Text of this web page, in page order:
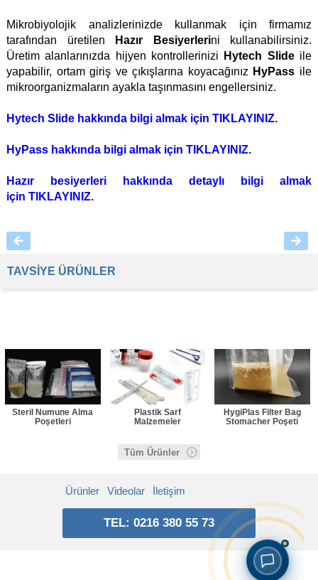
Mikrobiyolojik analizlerinizde kullanmak için firmamız
tarafından üretilen
Hazır Besiyerlerini kullanabilirsiniz.
Üretim alanlarınızda hijyen kontrollerinizi
Hytech Slideile
yapabilir, ortam giriş ve çıkışlarına koyacağınız HyPass ile
mikroorganizmaların ayakla taşınmasını engellersiniz.
Hytech Slide hakkında bilgi almak için TIKLAYINIZ.
HyPass hakkında bilgi almak için TIKLAYINIZ.
Hazır besiyerleri hakkında detaylı bilgi almak
için TIKLAYINIZ.
TAVSİYE ÜRÜNLER
Steril Numune Alma
Poşetleri
Plastik Sarf
Malzemeler
HygiPlas Filter Bag
Stomacher Poşeti
Tüm Ürünler
Ürünler Videolar İletişim
TEL: 0216 380 55 73